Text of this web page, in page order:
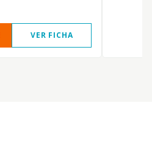
VER FICHA